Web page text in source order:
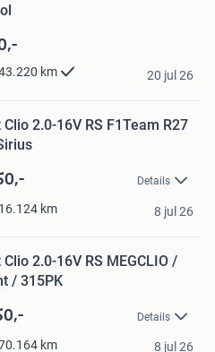
km 20 jul 26
Clio 2.0-16V RS F1Team R27
Details
km 8 jul 26
2.0-16V RS MEGCLIO /
/ 315PK
Details
km 8 jul 26